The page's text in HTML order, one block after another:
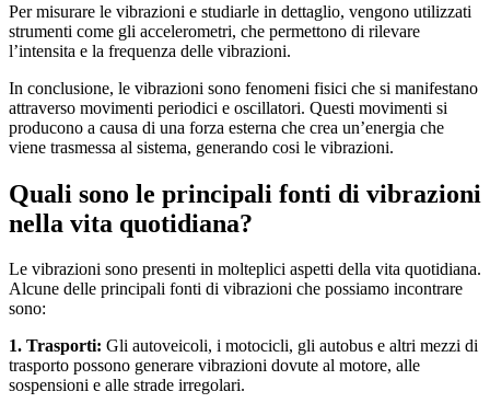
Per misurare le vibrazioni e studiarle in dettaglio, vengono utilizzati
strumenti come gli accelerometri, che permettono di rilevare
l’intensita e la frequenza delle vibrazioni.
In conclusione, le vibrazioni sono fenomeni fisici che si manifestano
attraverso movimenti periodici e oscillatori. Questi movimenti si
producono a causa di una forza esterna che crea un’energia che
viene trasmessa al sistema, generando cosi le vibrazioni.
Quali sono le principali fonti di vibrazioni
nella vita quotidiana?
Le vibrazioni sono presenti in molteplici aspetti della vita quotidiana.
Alcune delle principali fonti di vibrazioni che possiamo incontrare
sono:
1. Trasporti: Gli autoveicoli, i motocicli, gli autobus e altri mezzi di
trasporto possono generare vibrazioni dovute al motore, alle
sospensioni e alle strade irregolari.